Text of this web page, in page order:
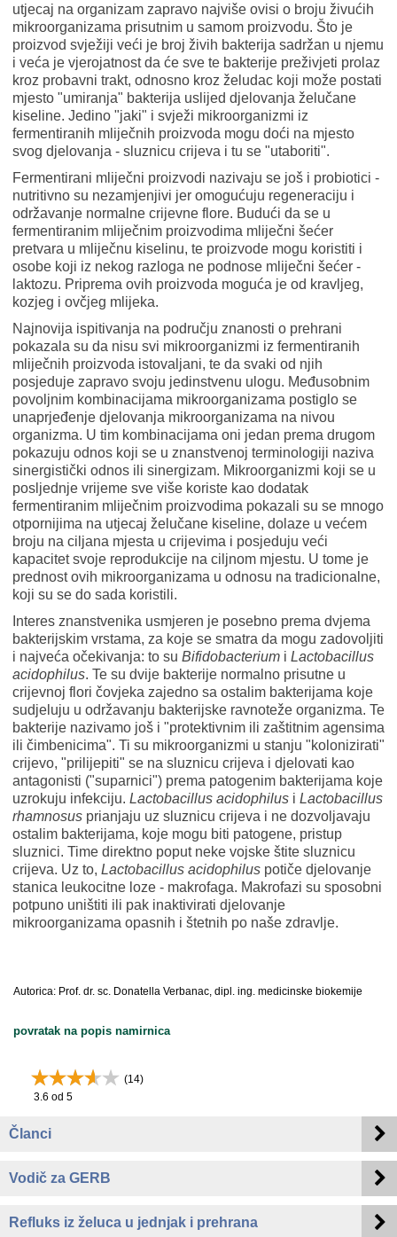
utjecaj na organizam zapravo najviše ovisi o broju živućih
mikroorganizama prisutnim u samom proizvodu. Što je
proizvod svježiji veći je broj živih bakterija sadržan u njemu
i veća je vjerojatnost da će sve te bakterije preživjeti prolaz
kroz probavni trakt, odnosno kroz želudac koji može postati
mjesto "umiranja" bakterija uslijed djelovanja želučane
kiseline. Jedino "jaki" i svježi mikroorganizmi iz
fermentiranih mliječnih proizvoda mogu doći na mjesto
svog djelovanja - sluznicu crijeva i tu se "utaboriti".
Fermentirani mliječni proizvodi nazivaju se još i probiotici -
nutritivno su nezamjenjivi jer omogućuju regeneraciju i
održavanje normalne crijevne flore. Budući da se u
fermentiranim mliječnim proizvodima mliječni šećer
pretvara u mliječnu kiselinu, te proizvode mogu koristiti i
osobe koji iz nekog razloga ne podnose mliječni šećer -
laktozu. Priprema ovih proizvoda moguća je od kravljeg,
kozjeg i ovčjeg mlijeka.
Najnovija ispitivanja na području znanosti o prehrani
pokazala su da nisu svi mikroorganizmi iz fermentiranih
mliječnih proizvoda istovaljani, te da svaki od njih
posjeduje zapravo svoju jedinstvenu ulogu. Međusobnim
povoljnim kombinacijama mikroorganizama postiglo se
unaprjeđenje djelovanja mikroorganizama na nivou
organizma. U tim kombinacijama oni jedan prema drugom
pokazuju odnos koji se u znanstvenoj terminologiji naziva
sinergistički odnos ili sinergizam. Mikroorganizmi koji se u
posljednje vrijeme sve više koriste kao dodatak
fermentiranim mliječnim proizvodima pokazali su se mnogo
otpornijima na utjecaj želučane kiseline, dolaze u većem
broju na ciljana mjesta u crijevima i posjeduju veći
kapacitet svoje reprodukcije na ciljnom mjestu. U tome je
prednost ovih mikroorganizama u odnosu na tradicionalne,
koji su se do sada koristili.
Interes znanstvenika usmjeren je posebno prema dvjema
bakterijskim vrstama, za koje se smatra da mogu zadovoljiti
i najveća očekivanja: to su Bifidobacterium i Lactobacillus
acidophilus. Te su dvije bakterije normalno prisutne u
crijevnoj flori čovjeka zajedno sa ostalim bakterijama koje
sudjeluju u održavanju bakterijske ravnoteže organizma. Te
bakterije nazivamo još i "protektivnim ili zaštitnim agensima
ili čimbenicima". Ti su mikroorganizmi u stanju "kolonizirati"
crijevo, "prilijepiti" se na sluznicu crijeva i djelovati kao
antagonisti ("suparnici") prema patogenim bakterijama koje
uzrokuju infekciju. Lactobacillus acidophilus i Lactobacillus
rhamnosus prianjaju uz sluznicu crijeva i ne dozvoljavaju
ostalim bakterijama, koje mogu biti patogene, pristup
sluznici. Time direktno poput neke vojske štite sluznicu
crijeva. Uz to, Lactobacillus acidophilus potiče djelovanje
stanica leukocitne loze - makrofaga. Makrofazi su sposobni
potpuno uništiti ili pak inaktivirati djelovanje
mikroorganizama opasnih i štetnih po naše zdravlje.
Autorica: Prof. dr. sc. Donatella Verbanac, dipl. ing. medicinske biokemije
povratak na popis namirnica
(14)
3.6 od 5
Članci
Vodič za GERB
Refluks iz želuca u jednjak i prehrana